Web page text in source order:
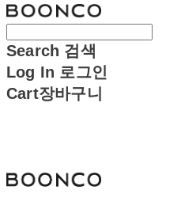
Search 검색
Log In 로그인
Cart장바구니